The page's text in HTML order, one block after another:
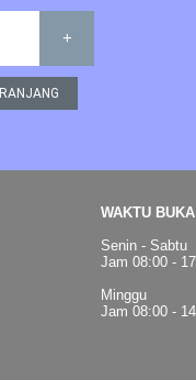
+
WAKTU
Senin - Sabtu
Jam 08:00 -
Minggu
Jam 08:00 -